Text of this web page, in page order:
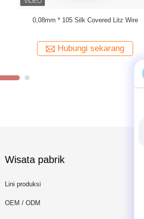
Produsen Kawat Litz Sutra 0.071mm X 375
Hubungi sekarang
Wisata pabrik
Lini produksi
OEM / ODM